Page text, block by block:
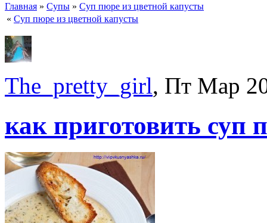
Главная » Супы » Суп пюре из цветной капусты
« Суп пюре из цветной капусты
The_pretty_girl, Пт Мар
как приготовить суп